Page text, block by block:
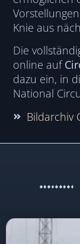
Knie aus
Die
online auf
dazu ein, in
National
Bildarchiv